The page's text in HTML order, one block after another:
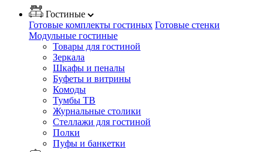
Гостиные
Готовые комплекты гостиных Готовые стенки
Модульные гостиные
Товары для гостиной
Зеркала
Шкафы и пеналы
Буфеты и витрины
Комоды
Тумбы ТВ
Журнальные столики
Стеллажи для гостиной
Полки
Пуфы и банкетки